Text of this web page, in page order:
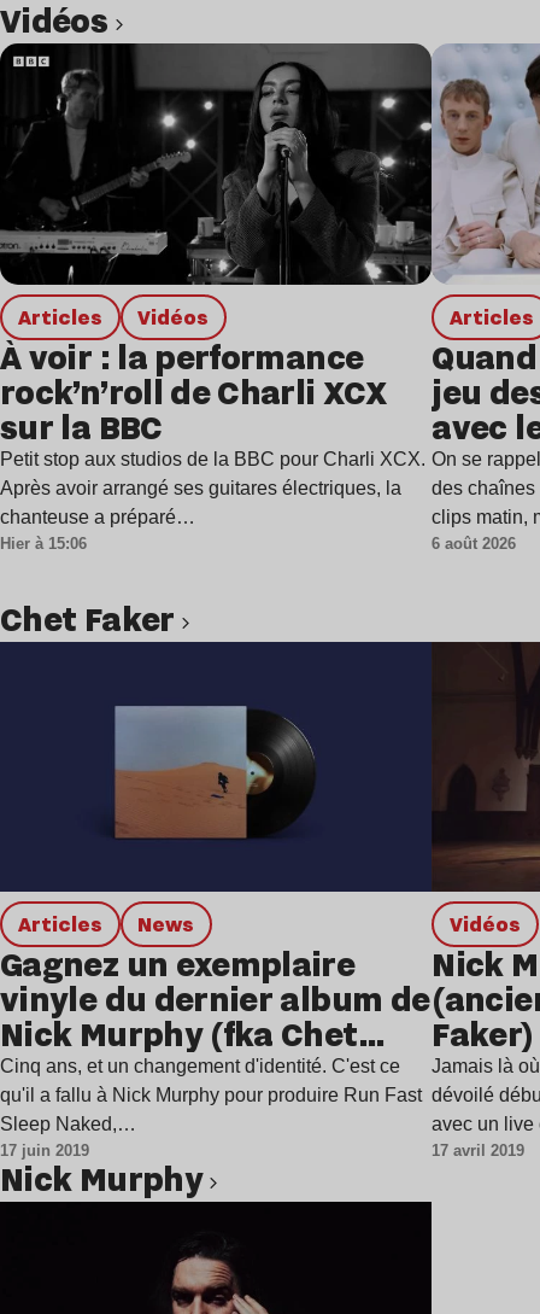
Vidéos
Articles Vidéos
À voir : la performance
rock’n’roll de Charli XCX
sur la BBC
Petit stop aux studios de la BBC pour Charli XCX.
Après avoir arrangé ses guitares électriques, la
chanteuse a préparé…
Hier à 15:06
Articles
jeu
avec
On se
des
clips matin,
6 août 2026
Chet Faker
Articles news
Gagnez un exemplaire
vinyle du dernier album de
Nick Murphy (fka Chet
Faker)
Cinq ans, et un changement d'identité. C'est ce
qu'il a fallu à Nick Murphy pour produire Run Fast
Sleep Naked,…
17 juin 2019
Vidéos
Nick
Jamais là
dévoilé
avec un
17 avril 2019
Nick Murphy